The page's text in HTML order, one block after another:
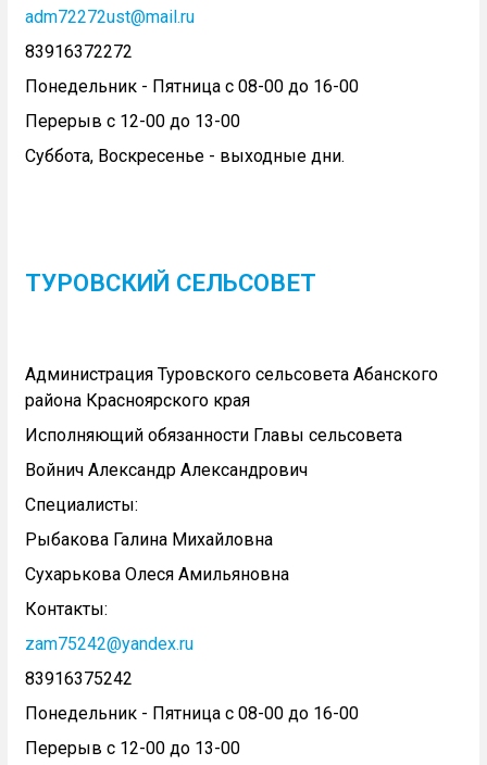
adm72272ust@mail.ru
83916372272
Понедельник - Пятница с 08-00 до 16-00
Перерыв с 12-00 до 13-00
Суббота, Воскресенье - выходные дни.
ТУРОВСКИЙ СЕЛЬСОВЕТ
Администрация Туровского сельсовета Абанского
района Красноярского края
Исполняющий обязанности Главы сельсовета
Войнич Александр Александрович
Специалисты:
Рыбакова Галина Михайловна
Сухарькова Олеся Амильяновна
Контакты:
zam75242@yandex.ru
83916375242
Понедельник - Пятница с 08-00 до 16-00
Перерыв с 12-00 до 13-00